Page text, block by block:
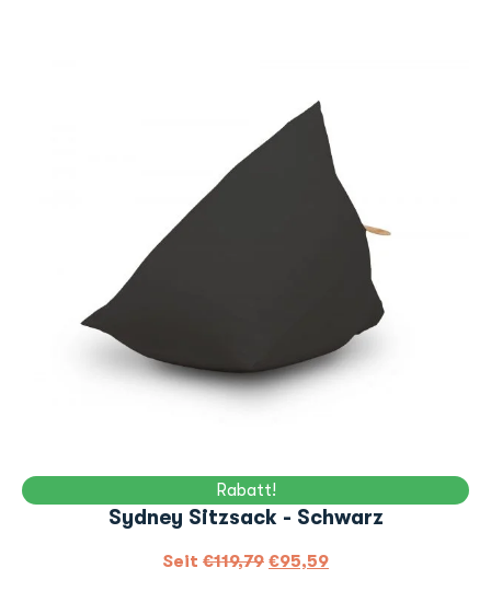
Rabatt!
Sydney Sitzsack - Schwarz
Seit €119,79 €95,59